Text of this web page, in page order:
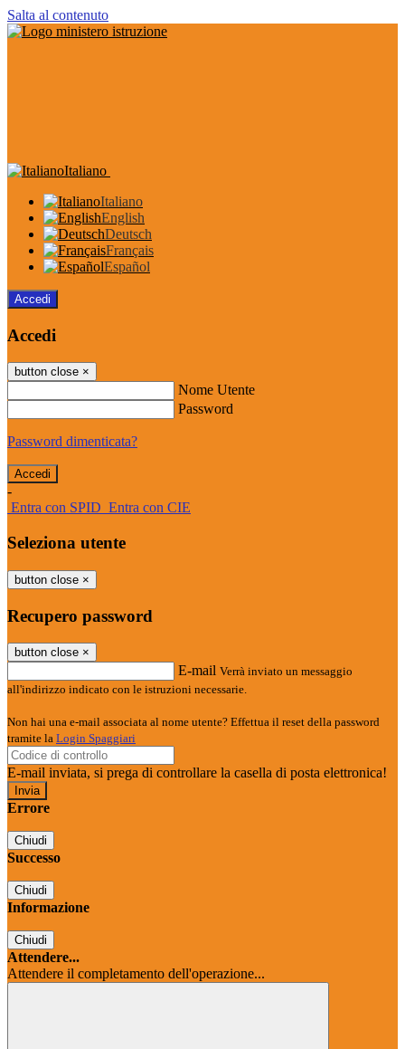
Salta al contenuto
Italiano
Italiano
English
Deutsch
Français
Español
Accedi
Accedi
button close ×
Nome Utente
Password
Password dimenticata?
-
Entra con SPID Entra con CIE
Seleziona utente
button close ×
Recupero password
button close ×
E-mail Verrà inviato un messaggio
all'indirizzo indicato con le istruzioni necessarie.
Non hai una e-mail associata al nome utente? Effettua il reset della password
tramite la Login Spaggiari
E-mail inviata, si prega di controllare la casella di posta elettronica!
Errore
Chiudi
Successo
Chiudi
Informazione
Chiudi
Attendere...
Attendere il completamento dell'operazione...